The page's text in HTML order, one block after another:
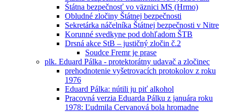
Śtátna bezpečnosť vo väznici MS (Hrmo)
Obludné zločiny Štátnej bezpečnosti
Sekretárka náčelníka Štátnej bezpečnosti v Nitre
Korunné svedkyne pod dohľadom ŠTB
Drsná akce StB – justičný zločin č.2
Soudce Fremr je prase
plk. Eduard Pálka - protektorátny udavač a zločinec
prehodnotenie vyšetrovacích protokolov z roku
1976
Eduard Pálka: nútili ju piť alkohol
Pracovná verzia Eduarda Pálku z januára roku
1978: Ľudmila Cervanová bola hromadne